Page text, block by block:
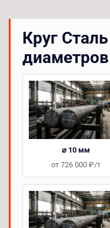
Круг
диаметров
⌀ 10 мм
от 726 000 ₽/т